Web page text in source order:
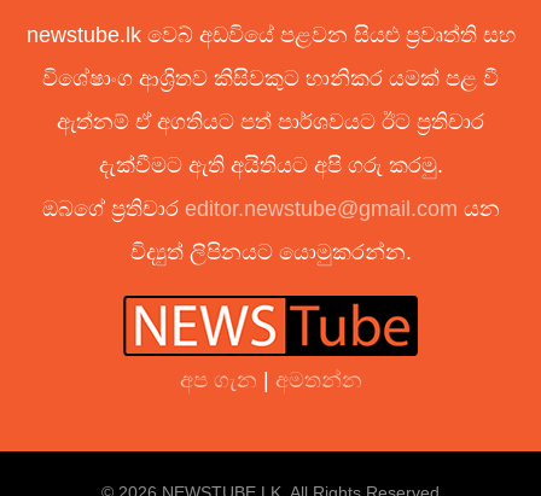
newstube.lk වෙබ් අඩවියේ පළවන සියළු ප්‍රවෘත්ති සහ
විශේෂාංග ආශ්‍රිතව කිසිවකුට හානිකර යමක් පළ වී
ඇත්නම් ඒ අගතියට පත් පාර්ශවයට ඊට ප්‍රතිචාර
දැක්වීමට ඇති අයිතියට අපි ගරු කරමු.
ඔබගේ ප්‍රතිචාර editor.newstube@gmail.com යන
විද්‍යුත් ලිපිනයට යොමුකරන්න.
අප ගැන | අමතන්න
© 2026 NEWSTUBE.LK. All Rights Reserved